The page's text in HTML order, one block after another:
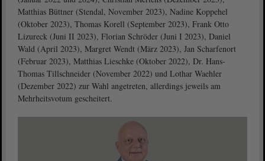
Matthias Büttner (Stendal, November 2023), Nadine Koppehel
(Oktober 2023), Thomas Korell (September 2023), Frank Otto
Lizureck (Juni II 2023), Florian Schröder (Juni I 2023), Daniel
Wald (April 2023), Margret Wendt (März 2023), Jan Scharfenort
(Februar 2023), Matthias Lieschke (Oktober 2022), Dr. Hans-
Thomas Tillschneider (November 2022) und Lothar Waehler
(Dezember 2022) zur Wahl angetreten, allerdings jeweils am
Mehrheitsvotum gescheitert.